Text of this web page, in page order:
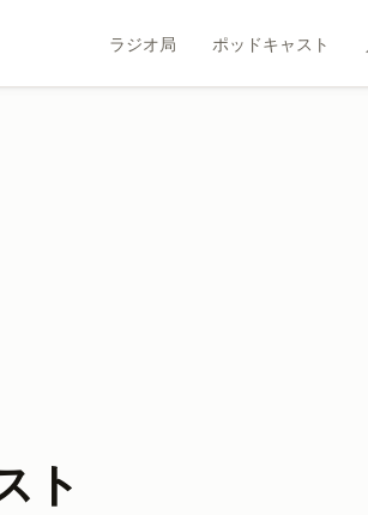
ラジオ局 ポッドキャスト
ト